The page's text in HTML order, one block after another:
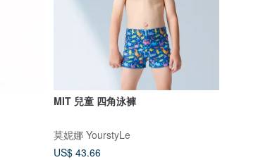
MIT 兒童 四角泳褲
莫妮娜 YourstyLe
US$ 43.66